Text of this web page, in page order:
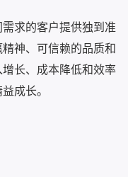
求的客户提供独到准
神、可信赖的品质和
长、成本降低和效率
成长。